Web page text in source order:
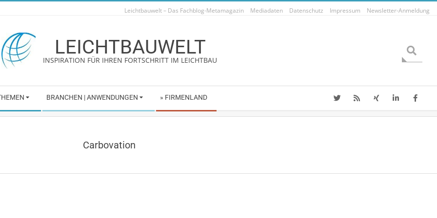
Leichtbauwelt – Das Fachblog-Metamagazin Mediadaten Datenschutz Impressum Newsletter-Anmeldung
LEICHTBAUWELT
INSPIRATION FÜR IHREN FORTSCHRITT IM LEICHTBAU
BRANCHEN | ANWENDUNGEN » FIRMENLAND
Carbovation